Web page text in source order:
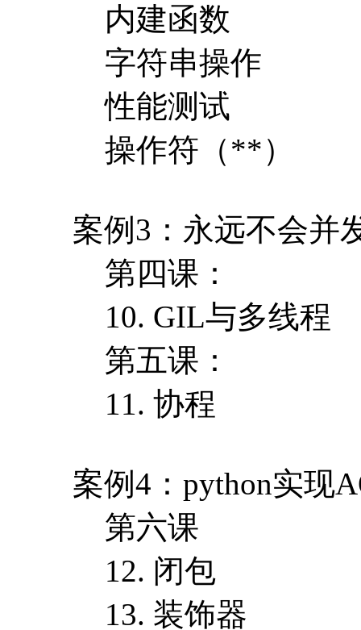
内建函数
字符串操作
性能测试
操作符（**）
案例3：永远不会并
第四课：
10. GIL与多线程
第五课：
11. 协程
案例4：python实现
第六课
12. 闭包
13. 装饰器